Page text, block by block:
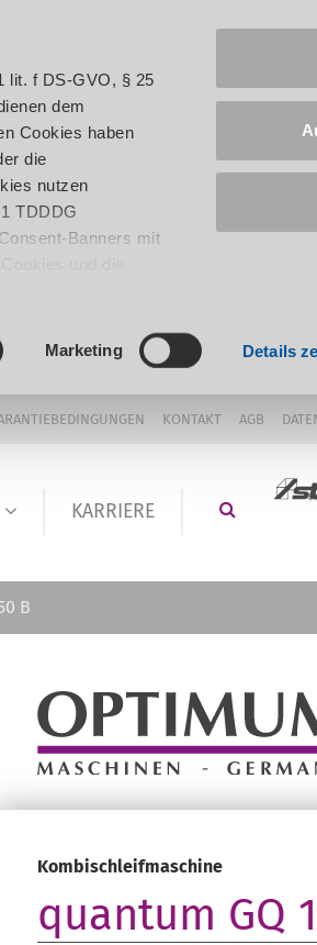
lit. f DS-GVO, § 25
dem
Cookies haben
die
nutzen
TDDDG
Banners mit
Marketing Details
KONTAKT AGB
KARRIERE
B
Kombischleifmaschine
quantum GQ